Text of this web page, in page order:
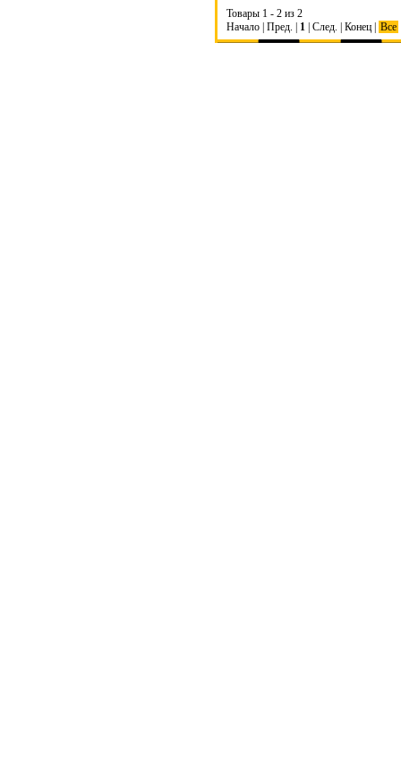
Товары 1 - 2 из 2
Начало | Пред. | 1 | След. | Конец Все